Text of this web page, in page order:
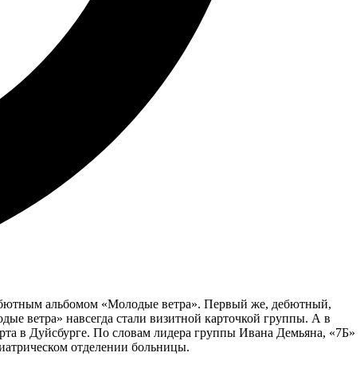
альбомом «Молодые ветра». Первый же, дебютный,
ветра» навсегда стали визитной карточкой группы. А в
в Дуйсбурге. По словам лидера группы Ивана Демьяна, «7Б»
отделении больницы.